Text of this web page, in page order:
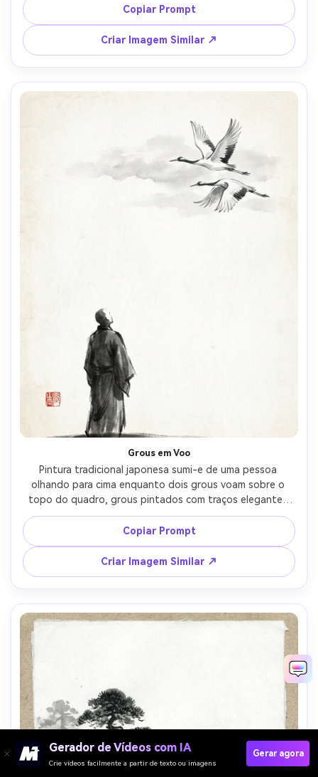
sombras suaves de lavagem, vibe de estúdio serena,
grãos de papel de arroz, pequeno selo vermelho, lente
85mm, profundidade de campo rasa, iluminação
cinematográfica suave --ar 4:5
Copiar Prompt
Criar Imagem Similar ↗
Grous em Voo
Pintura tradicional japonesa sumi-e de uma pessoa
olhando para cima enquanto dois grous voam sobre o
topo do quadro, grous pintados com traços elegantes
de asa, lavagem de nuvem suave, vasto espaço negativo,
silhueta minimalista em primeiro plano, textura de papel
de arroz, humor calmo e inspirador, selo vermelho, lente
85mm, profundidade de campo rasa, iluminação
cinematográfica suave --ar 4:5
Copiar Prompt
Criar Imagem Similar ↗
Gerador de Vídeos com IA
Crie vídeos facilmente a partir de texto ou imagens
Gerar agora